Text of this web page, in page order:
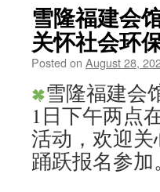
雪隆福建会
关怀社会环
Posted on August 28,
雪隆福建会
1日下午两点
活动，欢迎
踊跃报名参加。